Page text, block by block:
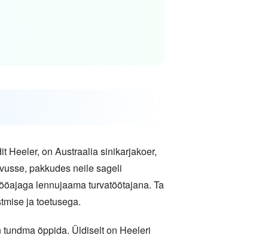
Heeler, on Austraalia sinikarjakoer,
pakkudes neile sageli
lennujaama turvatöötajana. Ta
ja toetusega.
õppida. Üldiselt on Heeleri